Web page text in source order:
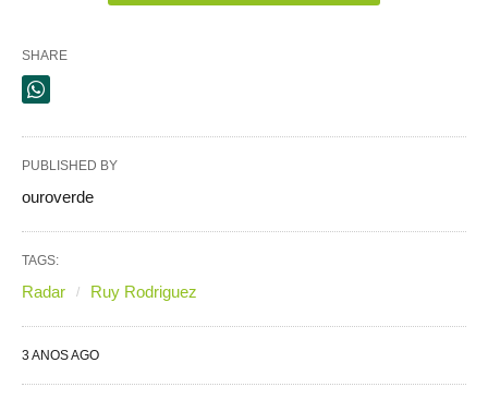
SHARE
PUBLISHED BY
ouroverde
TAGS:
Radar Ruy Rodriguez
3 ANOS AGO